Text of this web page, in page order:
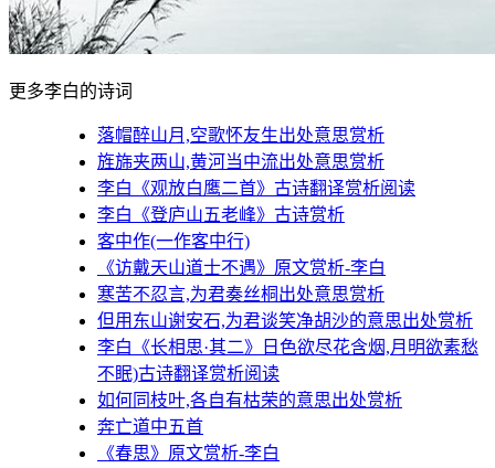
更多李白的诗词
落帽醉山月,空歌怀友生出处意思赏析
旌旆夹两山,黄河当中流出处意思赏析
李白《观放白鹰二首》古诗翻译赏析阅读
李白《登庐山五老峰》古诗赏析
客中作(一作客中行)
《访戴天山道士不遇》原文赏析-李白
寒苦不忍言,为君奏丝桐出处意思赏析
但用东山谢安石,为君谈笑净胡沙的意思出处赏析
李白《长相思·其二》日色欲尽花含烟,月明欲素愁
不眠)古诗翻译赏析阅读
如何同枝叶,各自有枯荣的意思出处赏析
奔亡道中五首
《春思》原文赏析-李白